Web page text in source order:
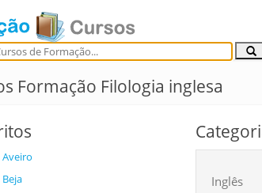
Formação Filologia inglesa
Inglês